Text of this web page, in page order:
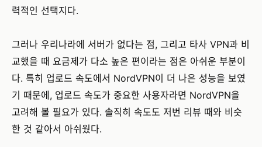
력적인 선택지다.
그러나 우리나라에 서버가 없다는 점, 그리고 타사 VPN과 비
교했을 때 요금제가 다소 높은 편이라는 점은 아쉬운 부분이
다. 특히 업로드 속도에서 NordVPN이 더 나은 성능을 보였
기 때문에, 업로드 속도가 중요한 사용자라면 NordVPN을
고려해 볼 필요가 있다. 솔직히 속도도 저번 리뷰 때와 비슷
한 것 같아서 아쉬웠다.